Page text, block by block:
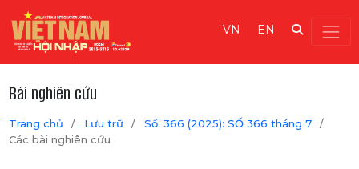
VN EN
Bài nghiên cứu
Trang chủ / Lưu trữ / Số. 366 (2025): SỐ 366 tháng 7
/
Các bài nghiên cứu